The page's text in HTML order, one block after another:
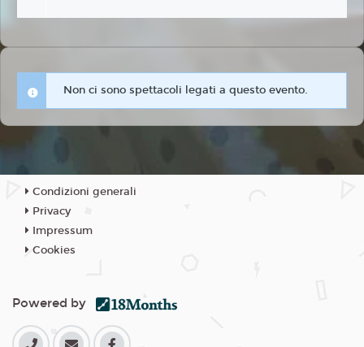
Non ci sono spettacoli legati a questo evento.
Condizioni generali
Privacy
Impressum
Cookies
Powered by